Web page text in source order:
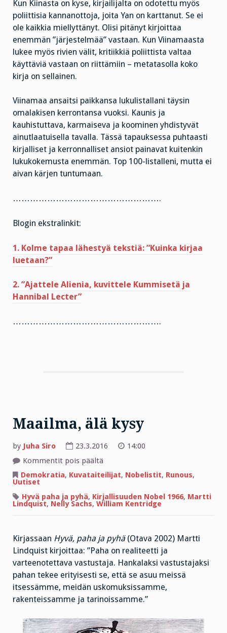
Kun Kiinasta on kyse, kirjailijalta on odotettu myös
poliittisia kannanottoja, joita Yan on karttanut. Se ei
ole kaikkia miellyttänyt. Olisi pitänyt kirjoittaa
enemmän ”järjestelmää” vastaan. Kun Viinamaasta
lukee myös rivien välit, kritiikkiä poliittista valtaa
käyttäviä vastaan on riittämiin – metatasolla koko
kirja on sellainen.
Viinamaa ansaitsi paikkansa lukulistallani täysin
omalakisen kerrontansa vuoksi. Kaunis ja
kauhistuttava, karmaiseva ja koominen yhdistyvät
ainutlaatuisella tavalla. Tässä tapauksessa puhtaasti
kirjalliset ja kerronnalliset ansiot painavat kuitenkin
lukukokemusta enemmän. Top 100-listalleni, mutta ei
aivan kärjen tuntumaan.
…………………………………………….
Blogin ekstralinkit:
1. Kolme tapaa lähestyä tekstiä: ”Kuinka kirjaa
luetaan?”
2. ”Ajattele Alienia, kuvittele Kummisetä ja
Hannibal Lecter”
…………………………………………….
Maailma, älä kysy
by Juha Siro 23.3.2016
14:00
Kommentit pois päältä
älä
kysy
Demokratia, Kuvataiteilijat, Nobelistit, Runous,
Uutiset
Hyvä paha ja pyhä, Kirjallisuuden Nobel 1966, Martti
Lindquist, Nelly Sachs, William Kentridge
Kirjassaan Hyvä, paha ja pyhä(Otava 2002) Martti
Lindquist kirjoittaa: ”Paha on realiteetti ja
varteenotettava vastustaja. Hankalaksi vastustajaksi
pahan tekee erityisesti se, että se asuu meissä
itsessämme, meidän uskomuksissamme,
rakenteissamme ja tarinoissamme.”